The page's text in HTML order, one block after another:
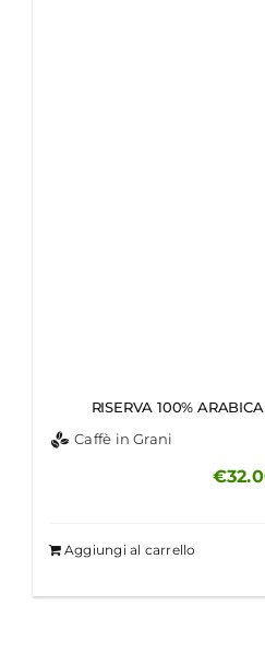
RISERVA 100%
Caffè in Grani
€
Aggiungi al carrello